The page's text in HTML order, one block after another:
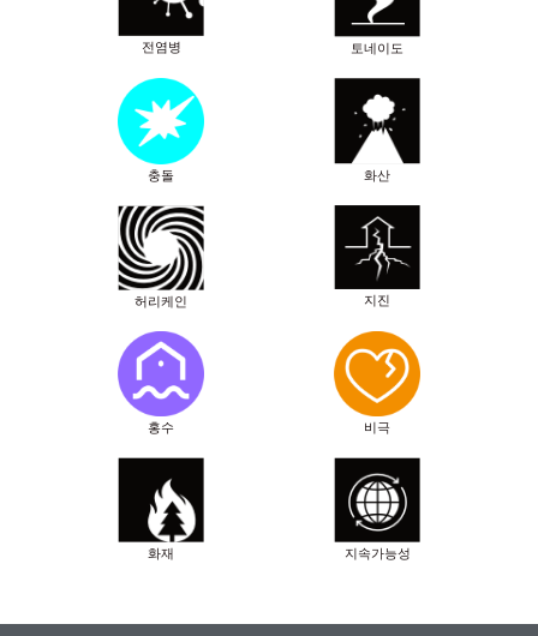
전염병 토네이도
충돌 화산
허리케인 지진
홍수 비극
화재 지속가능성